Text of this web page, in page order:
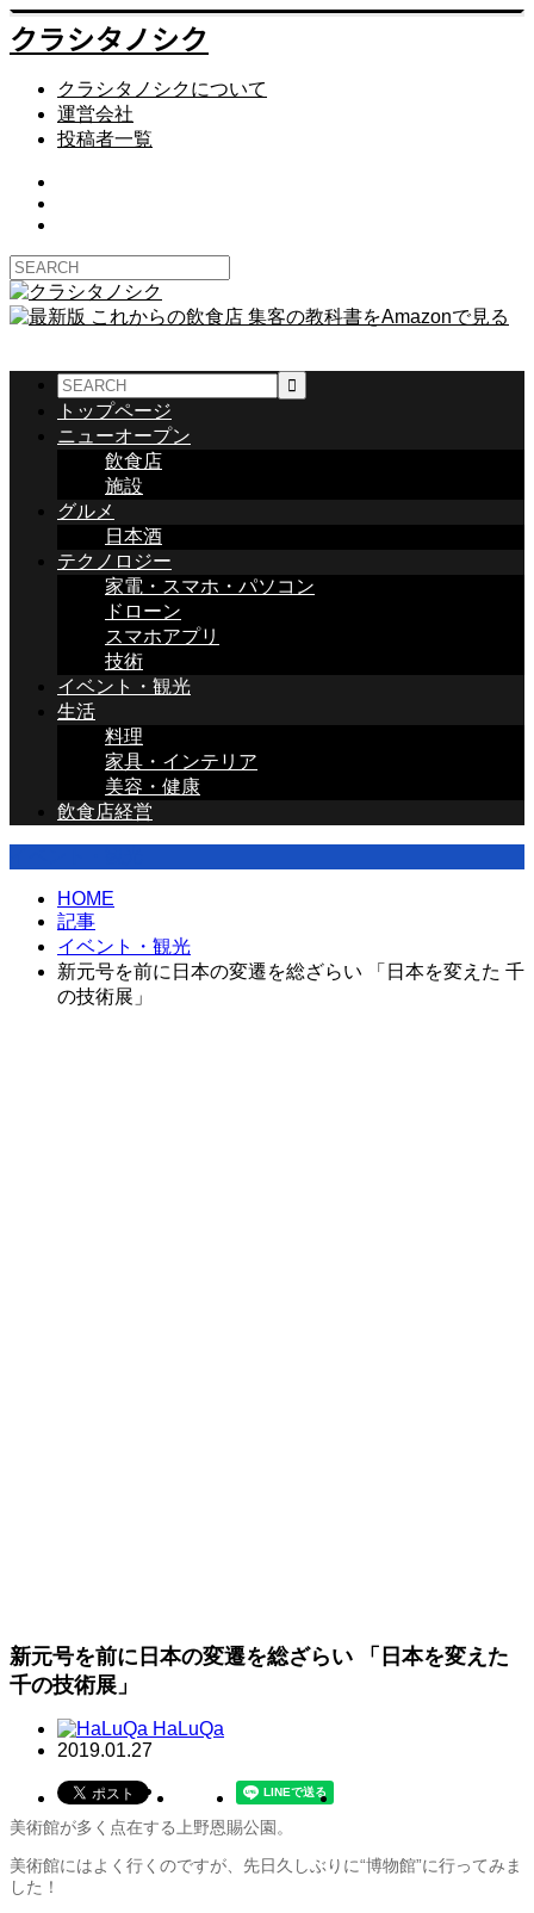
クラシタノシク
クラシタノシクについて
運営会社
投稿者一覧
トップページ
ニューオープン
飲食店
施設
グルメ
日本酒
テクノロジー
家電・スマホ・パソコン
ドローン
スマホアプリ
技術
イベント・観光
生活
料理
家具・インテリア
美容・健康
飲食店経営
HOME
記事
イベント・観光
新元号を前に日本の変遷を総ざらい 「日本を変えた 千
の技術展」
新元号を前に日本の変遷を総ざらい 「日本を変えた
千の技術展」
HaLuQa
2019.01.27
美術館が多く点在する上野恩賜公園。
美術館にはよく行くのですが、先日久しぶりに“博物館”に行ってみま
した！